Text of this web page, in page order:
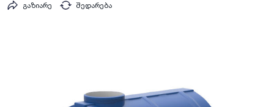
შედარება
გაზიარე